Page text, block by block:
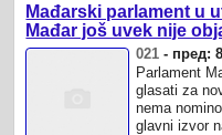
Mađarski parlament u
Mađar još uvek nije
021 - пред:
Parlament
glasati za
nema
glavni izvor